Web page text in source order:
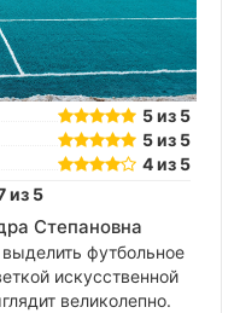
5 из 5
5 из 5
4 из 5
из 5
Степановна
футбольное
искусственной
великолепно.